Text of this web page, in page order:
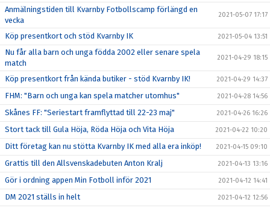
Anmälningstiden till Kvarnby Fotbollscamp förlängd en
vecka
2021-05-07 17:17
Köp presentkort och stöd Kvarnby IK 2021-05-04 13:51
Nu får alla barn och unga födda 2002 eller senare spela
match
2021-04-29 18:15
Köp presentkort från kända butiker - stöd Kvarnby IK! 2021-04-29 14:37
FHM: "Barn och unga kan spela matcher utomhus" 2021-04-28 14:56
Skånes FF: "Seriestart framflyttad till 22-23 maj" 2021-04-26 16:26
Stort tack till Gula Höja, Röda Höja och Vita Höja 2021-04-22 10:20
Ditt företag kan nu stötta Kvarnby IK med alla era inköp! 2021-04-15 09:10
Grattis till den Allsvenskadebuten Anton Kralj 2021-04-13 13:16
Gör i ordning appen Min Fotboll inför 2021 2021-04-12 14:41
DM 2021 ställs in helt 2021-04-12 12:56